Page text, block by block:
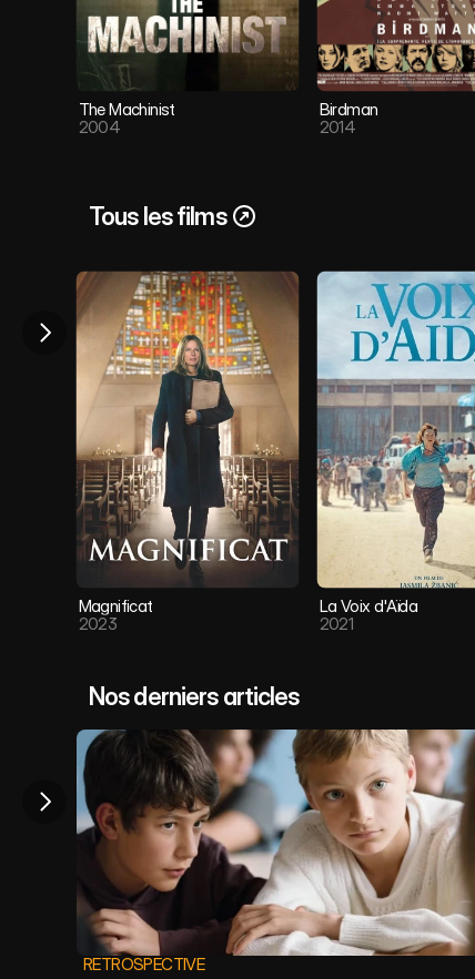
The Machinist
2004
Birdman
2014
Tous les films
Magnificat
2023
La Voix d'Aïda
2021
Nos derniers articles
RETROSPECTIVE